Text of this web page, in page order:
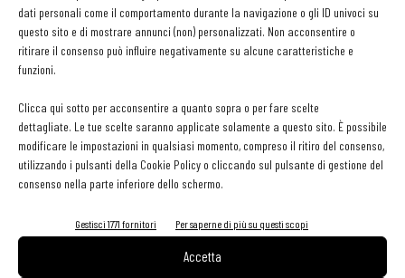
dati personali come il comportamento durante la navigazione o gli ID univoci su
questo sito e di mostrare annunci (non) personalizzati. Non acconsentire o
ritirare il consenso può influire negativamente su alcune caratteristiche e
funzioni.
Clicca qui sotto per acconsentire a quanto sopra o per fare scelte
dettagliate. Le tue scelte saranno applicate solamente a questo sito. È possibile
modificare le impostazioni in qualsiasi momento, compreso il ritiro del consenso,
utilizzando i pulsanti della Cookie Policy o cliccando sul pulsante di gestione del
consenso nella parte inferiore dello schermo.
Gestisci 1771 fornitori Per saperne di più su questi scopi
Accetta
LEGGI ANCHE
debole pesano sulle denominazioni europee
Bisol1542 Brut, Valdobbiadene Prosecco Superiore